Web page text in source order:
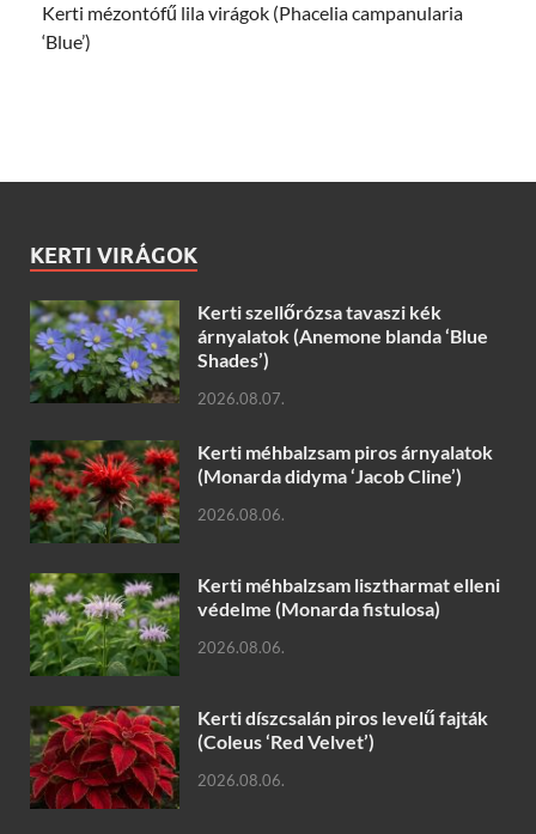
Kerti mézontófű lila virágok (Phacelia campanularia
‘Blue’)
KERTI VIRÁGOK
Kerti szellőrózsa tavaszi kék
árnyalatok (Anemone blanda ‘Blue
Shades’)
2026.08.07.
Kerti méhbalzsam piros árnyalatok
(Monarda didyma ‘Jacob Cline’)
2026.08.06.
Kerti méhbalzsam lisztharmat elleni
védelme (Monarda fistulosa)
2026.08.06.
Kerti díszcsalán piros levelű fajták
(Coleus ‘Red Velvet’)
2026.08.06.